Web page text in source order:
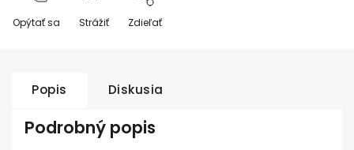
Opýtať sa Strážiť Zdieľať
Popis Diskusia
Podrobný popis